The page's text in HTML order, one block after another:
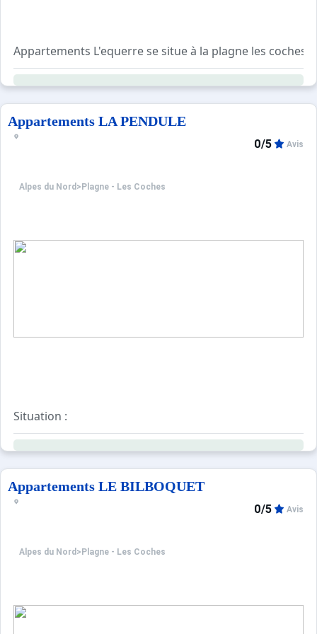
Appartements L'equerre se situe à la plagne les coches
Agréable et confortable, cet appartement charme se
Pour votre confort, vous trouverez sur place : un
Appartements LA PENDULE
Alpes du Nord > Plagne - Les Coches
0/5 Avis
Situation :
Résidence située dans le quartier de l'observatoire, à
Equipements :
Résidence équipée de casiers à skis.
Pas d'ascenseur
Parking public gratuit.
Appartements LE BILBOQUET
Alpes du Nord > Plagne - Les Coches
0/5 Avis